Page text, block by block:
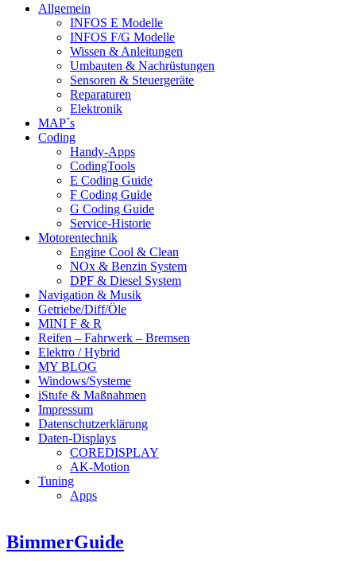
Allgemein
INFOS E Modelle
INFOS F/G Modelle
Wissen & Anleitungen
Umbauten & Nachrüstungen
Sensoren & Steuergeräte
Reparaturen
Elektronik
MAP´s
Coding
Handy-Apps
CodingTools
E Coding Guide
F Coding Guide
G Coding Guide
Service-Historie
Motorentechnik
Engine Cool & Clean
NOx & Benzin System
DPF & Diesel System
Navigation & Musik
Getriebe/Diff/Öle
MINI F & R
Reifen – Fahrwerk – Bremsen
Elektro / Hybrid
MY BLOG
Windows/Systeme
iStufe & Maßnahmen
Impressum
Datenschutzerklärung
Daten-Displays
COREDISPLAY
AK-Motion
Tuning
Apps
BimmerGuide